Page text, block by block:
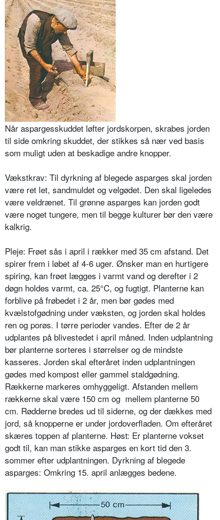
Når aspargesskuddet løfter jordskorpen, skrabes jorden
til side omkring skuddet, der stikkes så nær ved basis
som muligt uden at beskadige andre knopper.
Vækstkrav: Til dyrkning af blegede asparges skal jorden
være ret let, sand­muldet og velgødet. Den skal ligeledes
være veldrænet. Til grønne asparges kan jorden godt
være noget tungere, men til begge kulturer bør den være
kalkrig.
Pleje: Frøet sås i april i rækker med 35 cm afstand. Det
spirer frem i løbet af 4-6 uger. Ønsker man en hurtigere
spiring, kan frøet lægges i varmt vand og derefter i 2
døgn holdes varmt, ca. 25°C, og fugtigt. Planterne kan
forblive på frøbedet i 2 år, men bør gødes med
kvælstofgødning under væksten, og jorden skal holdes
ren og porøs. I tørre perioder vandes. Efter de 2 år
udplan­tes på blivestedet i april måned. Inden udplantning
bør planterne sorteres i størrelser og de mindste
kasseres. Jor­den skal efteråret inden udplantningen
gødes med kompost eller gammel staldgødning.
Rækkerne markeres om­hyggeligt. Afstanden mellem
rækkerne skal være 150 cm og mellem planterne 50
cm. Rødderne bredes ud til siderne, og der dækkes med
jord, så knopperne er under jordoverfladen. Om efteråret
skæres toppen af planterne. Høst: Er planterne vokset
godt til, kan man stikke asparges en kort tid den 3.
sommer efter udplantningen. Dyrkning af blegede
asparges: Om­kring 15. april anlægges bedene.